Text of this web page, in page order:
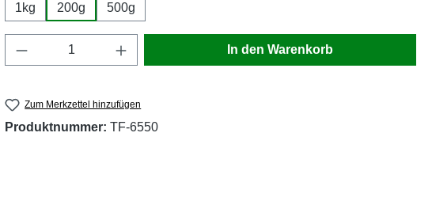
1kg 200g 500g
Produkt Anzahl: Gib den gewünschten Wert ein
In den Warenkorb
Zum Merkzettel hinzufügen
Produktnummer: TF-6550